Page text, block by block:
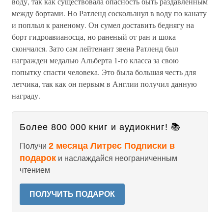
между бортами. Но Ратленд соскользнул в воду по канату
и поплыл к раненому. Он сумел доставить беднягу на
борт гидроавианосца, но раненый от ран и шока
скончался. Зато сам лейтенант звена Ратленд был
награжден медалью Альберта 1-го класса за свою
попытку спасти человека. Это была большая честь для
летчика, так как он первым в Англии получил данную
награду.
Более 800 000 книг и аудиокниг! 📚
Получи 2 месяца Литрес Подписки в
подарок и наслаждайся неограниченным
чтением
ПОЛУЧИТЬ ПОДАРОК